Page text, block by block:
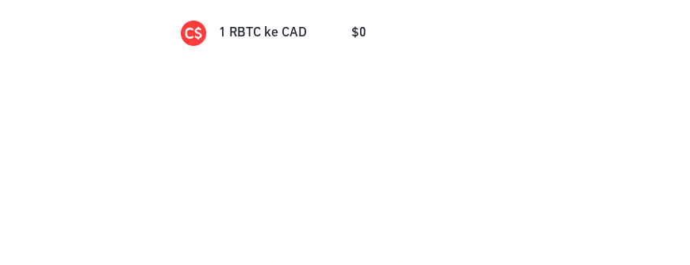
1 RBTC ke CAD $0